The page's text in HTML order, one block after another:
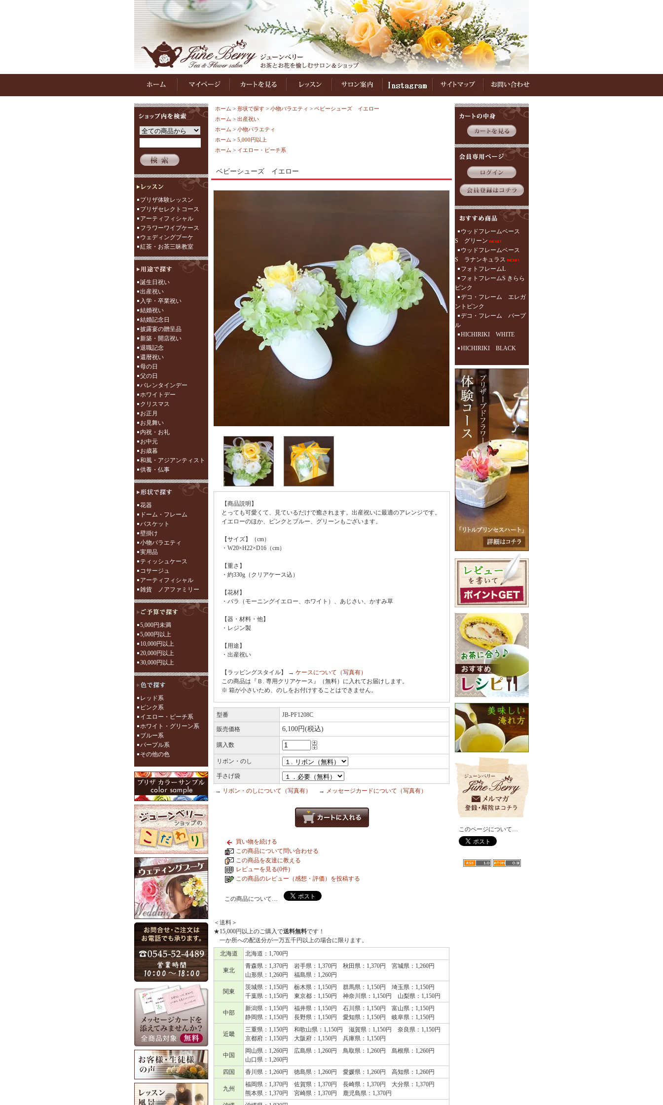
プリザ体験レッスン
プリザセレクトコース
アーティフィシャル
フラワーワイプケース
ウェディングブーケ
紅茶・お茶三昧教室
誕生日祝い
出産祝い
入学・卒業祝い
結婚祝い
結婚記念日
披露宴の贈呈品
新築・開店祝い
退職記念
還暦祝い
母の日
父の日
バレンタインデー
ホワイトデー
クリスマス
お正月
お見舞い
内祝・お礼
お中元
お歳暮
和風・アジアンティスト
供養・仏事
花器
ドーム・フレーム
バスケット
壁掛け
小物バラエティ
実用品
ティッシュケース
コサージュ
アーティフィシャル
雑貨 ノアファミリー
5,000円未満
5,000円以上
10,000円以上
20,000円以上
30,000円以上
レッド系
ピンク系
イエロー・ピーチ系
ホワイト・グリーン系
ブルー系
パープル系
その他の色
ホーム > 形状で探す > 小物バラエティ > ベビーシューズ イエロー
ホーム > 出産祝い
ホーム > 小物バラエティ
ホーム > 5,000円以上
ホーム > イエロー・ピーチ系
ベビーシューズ イエロー
【商品説明】
とっても可愛くて、見ているだけで癒されます。出産祝いに最適のアレンジです。
イエローのほか、ピンクとブルー、グリーンもございます。
【サイズ】（cm）
・W20×H22×D16（cm）
【重さ】
・約330g（クリアケース込）
【花材】
・バラ（モーニングイエロー、ホワイト）、あじさい、かすみ草
【器・材料・他】
・レジン製
【用途】
・出産祝い
【ラッピングスタイル】 → ケースについて（写真有）
この商品は『Ｂ. 専用クリアケース』（無料）に入れてお届けします。
※ 箱が小さいため、のしをお付けすることはできません。
型番 JB-PF1208C
販売価格 6,100円(税込)
購入数
リボン・のし
手さげ袋
→ リボン・のしについて（写真有） → メッセージカードについて（写真有）
買い物を続ける
この商品について問い合わせる
この商品を友達に教える
レビューを見る(0件)
この商品のレビュー（感想・評価）を投稿する
この商品について…
＜送料＞
★15,000円以上のご購入で送料無料です！
一か所への配送分が一万五千円以上の場合に限ります。
北海道
北海道：1,700円
東北
青森県：1,370円 岩手県：1,370円 秋田県：1,370円 宮城県：1,260円
山形県：1,260円 福島県：1,260円
関東
茨城県：1,150円 栃木県：1,150円 群馬県：1,150円 埼玉県：1,150円
千葉県：1,150円 東京都：1,150円 神奈川県：1,150円 山梨県：1,150円
中部
新潟県：1,150円 福井県：1,150円 石川県：1,150円 富山県；1,150円
静岡県：1,150円 長野県：1,150円 愛知県：1,150円 岐阜県：1,150円
近畿
三重県：1,150円 和歌山県：1,150円 滋賀県：1,150円 奈良県：1,150円
京都府：1,150円 大阪府：1,150円 兵庫県：1,150円
中国
岡山県：1,260円 広島県：1,260円 鳥取県：1,260円 島根県：1,260円
山口県：1,260円
四国
香川県：1,260円 徳島県：1,260円 愛媛県：1,260円 高知県：1,260円
九州
福岡県：1,370円 佐賀県：1,370円 長崎県：1,370円 大分県：1,370円
熊本県：1,370円 宮崎県：1,370円 鹿児島県：1,370円
ウッドフレームベース
S グリーン
ウッドフレームベース
S ラナンキュラス
フォトフレームL
フォトフレームS きらら
ピンク
デコ・フレーム エレガ
ントピンク
デコ・フレーム パープ
ル
HICHIRIKI WHITE
HICHIRIKI BLACK
このページについて…